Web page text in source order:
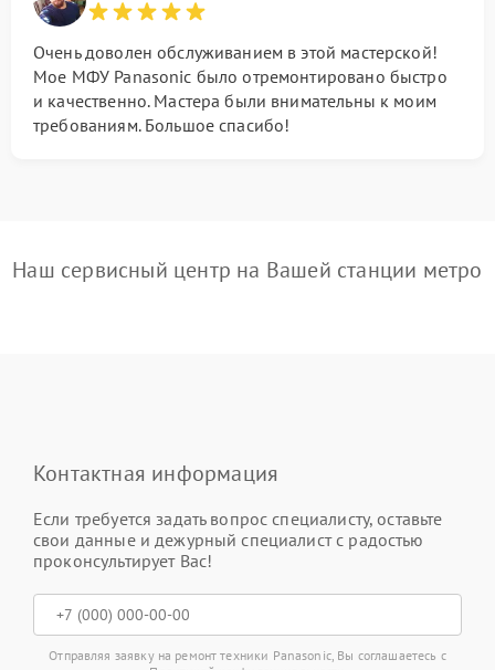
Очень доволен обслуживанием в этой мастерской!
Мое МФУ Panasonic было отремонтировано быстро
и качественно. Мастера были внимательны к моим
требованиям. Большое спасибо!
Наш сервисный центр на Вашей станции метро
Контактная информация
Если требуется задать вопрос специалисту, оставьте
свои данные и дежурный специалист с радостью
проконсультирует Вас!
Отправляя заявку на ремонт техники Panasonic, Вы соглашаетесь с